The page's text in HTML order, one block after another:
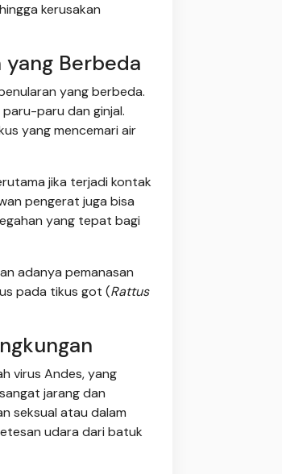
kerusakan
Berbeda
yang berbeda.
paru dan ginjal.
yang mencemari air
jika terjadi kontak
pengerat juga bisa
yang tepat bagi
adanya pemanasan
pada tikus got (Rattus
virus Andes, yang
jarang dan
seksual atau dalam
udara dari batuk